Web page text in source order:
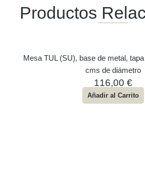
Productos
Mesa TUL (SU), base de metal,
cms de diámetro
116,00 €
Añadir al Carrito